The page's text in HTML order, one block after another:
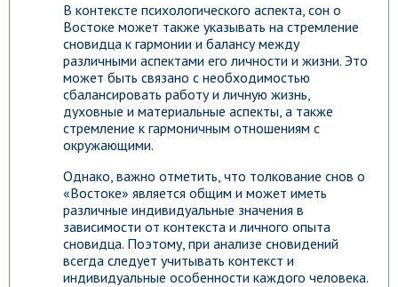
В контексте психологического аспекта, сон о
Востоке может также указывать на стремление
сновидца к гармонии и балансу между
различными аспектами его личности и жизни. Это
может быть связано с необходимостью
сбалансировать работу и личную жизнь,
духовные и материальные аспекты, а также
стремление к гармоничным отношениям с
окружающими.
Однако, важно отметить, что толкование снов о
«Востоке» является общим и может иметь
различные индивидуальные значения в
зависимости от контекста и личного опыта
сновидца. Поэтому, при анализе сновидений
всегда следует учитывать контекст и
индивидуальные особенности каждого человека.